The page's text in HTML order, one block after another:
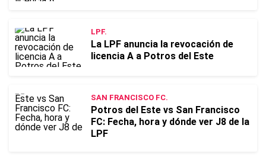
LPF.
La LPF anuncia la revocación de
licencia A a Potros del Este
SAN FRANCISCO FC.
Potros del Este vs San Francisco
FC: Fecha, hora y dónde ver J8 de la
LPF